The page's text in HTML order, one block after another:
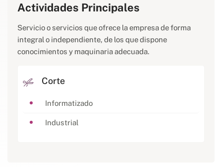
Actividades Principales
Servicio o servicios que ofrece la empresa de forma
integral o independiente, de los que dispone
conocimientos y maquinaria adecuada.
Corte
Informatizado
Industrial